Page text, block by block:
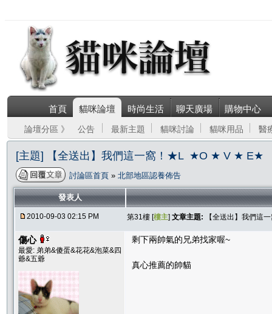
首頁 貓咪論壇 時尚生活 聊天廣場 購物中心
論壇分區 》 公告 最新主題 貓咪討論 貓咪用品 醫
[主題] 【全送出】我們這一窩！★L ★O ★ V ★ E★
討論區首頁 » 北部地區認養佈告
發表人
2010-09-03 02:15 PM 第31樓 [樓主] 文章主題: 【全送出】我們
傷心
最愛: 弟弟&傻蛋&花花&泡菜&四
爺&五爺
剩下兩帥氣的兄弟找家喔~
真心推薦的帥貓